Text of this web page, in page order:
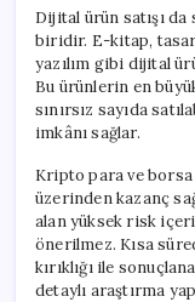
Dijital ürün satışı
biridir. E-kitap,
yazılım gibi dijital
Bu ürünlerin en
sınırsız sayıda
imkânı sağlar.
Kripto para ve
üzerinden kazanç
alan yüksek risk
önerilmez. Kısa
kırıklığı ile
detaylı araştırma